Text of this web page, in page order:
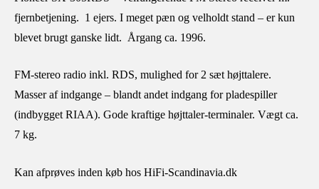
fjernbetjening. 1 ejers. I meget pæn og velholdt stand – er kun
blevet brugt ganske lidt. Årgang ca. 1996.
FM-stereo radio inkl. RDS, mulighed for 2 sæt højttalere.
Masser af indgange – blandt andet indgang for pladespiller
(indbygget RIAA). Gode kraftige højttaler-terminaler. Vægt ca.
7 kg.
Kan afprøves inden køb hos HiFi-Scandinavia.dk